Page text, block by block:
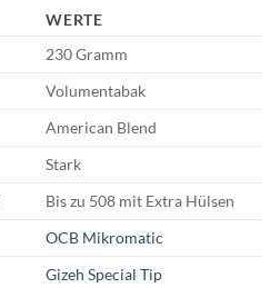
WERTE
230 Gramm
Volumentabak
American Blend
Stark
Bis zu 508 mit Extra Hülsen
OCB Mikromatic
Gizeh Special Tip